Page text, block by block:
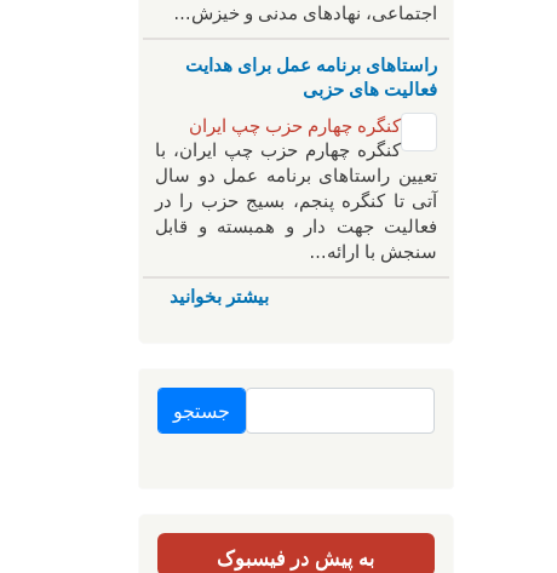
اجتماعی، نهادهای مدنی و خیزش‌…
راستاهای برنامه عمل برای هدایت
فعالیت های حزبی
کنگره چهارم حزب چپ ایران
کنگره چهارم حزب چپ ایران، با
تعیین راستاهای برنامه عمل دو سال
آتی تا کنگره پنجم، بسیج حزب را در
فعالیت جهت دار و همبسته و قابل
سنجش با ارائه…
بیشتر بخوانید
جستجو
به پیش در فیسبوک